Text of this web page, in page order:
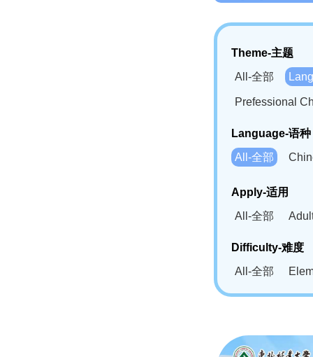
Theme-主题
All-全部
Prefessional
Language-语种
All-全部
Bahasa
Swahili(SW)-
Apply-适用
All-全部
Difficulty-难度
All-全部